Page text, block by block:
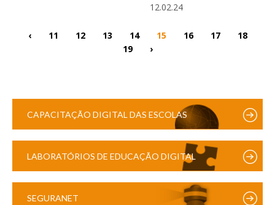
12.02.24
‹ 11 12 13 14 15 16 17
18
19
›
CAPACITAÇÃO DIGITAL DAS ESCOLAS
LABORATÓRIOS DE EDUCAÇÃO DIGITAL
SEGURANET